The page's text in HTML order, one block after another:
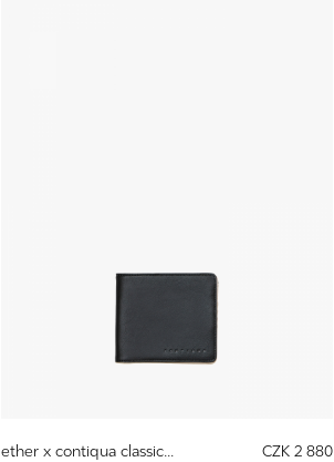
ether x contiqua classic... CZK 2 880